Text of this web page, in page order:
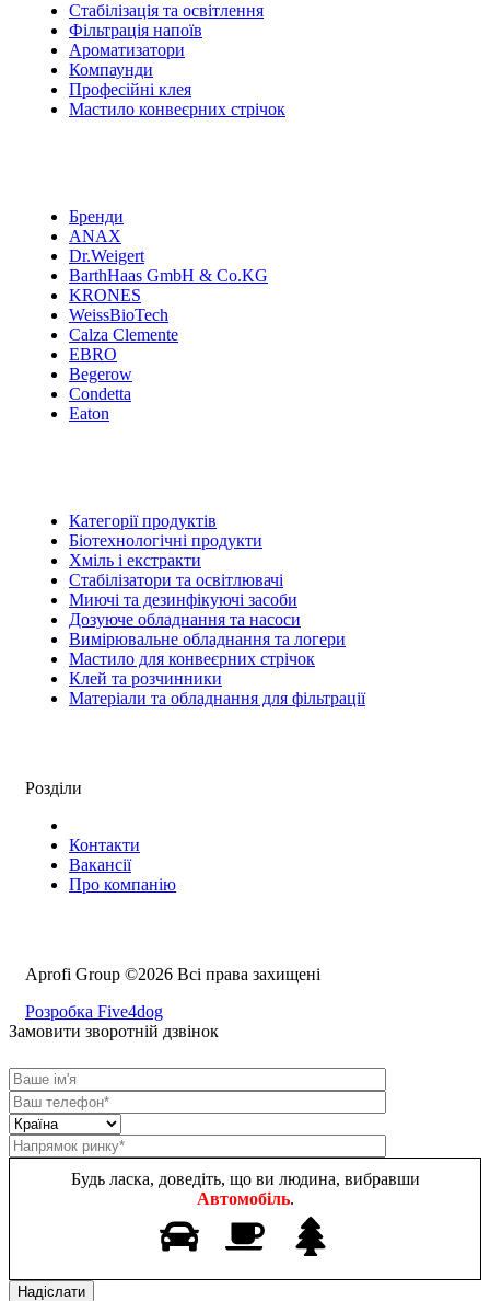
Стабілізація та освітлення
Фільтрація напоїв
Ароматизатори
Компаунди
Професійні клея
Мастило конвеєрних стрічок
Бренди
ANAX
Dr.Weigert
BarthHaas GmbH & Co.KG
KRONES
WeissBioTech
Calza Clemente
EBRO
Begerow
Condetta
Eaton
Категорії продуктів
Біотехнологічні продукти
Хміль і екстракти
Стабілізатори та освітлювачі
Миючі та дезинфікуючі засоби
Дозуюче обладнання та насоси
Вимірювальне обладнання та логери
Мастило для конвеєрних стрічок
Клей та розчинники
Матеріали та обладнання для фільтрації
Розділи
Контакти
Вакансії
Про компанію
Aprofi Group ©2026 Всі права захищені
Розробка Five4dog
Замовити зворотній дзвінок
Будь ласка, доведіть, що ви людина, вибравши
Автомобіль.